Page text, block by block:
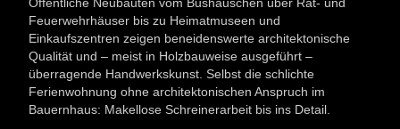
Öffentliche Neubauten vom Bushäuschen über Rat- und
Feuerwehrhäuser bis zu Heimatmuseen und
Einkaufszentren zeigen beneidenswerte architektonische
Qualität und – meist in Holzbauweise ausgeführt –
überragende Handwerkskunst. Selbst die schlichte
Ferienwohnung ohne architektonischen Anspruch im
Bauernhaus: Makellose Schreinerarbeit bis ins Detail.